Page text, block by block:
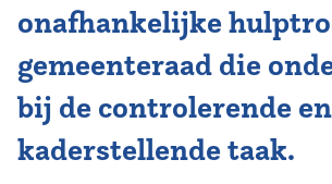
Opleiding
Kennis & Informatie
onafhankelijke
gemeenteraad die
bij de controlerende en
kaderstellende taak.